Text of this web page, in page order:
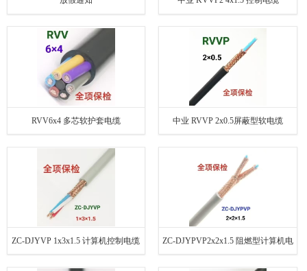
RVV6x4 多芯软护套电缆 中业 RVVP 2x0.5屏蔽型软电缆
ZC-DJYVP 1x3x1.5 计算机控制电缆 ZC-DJYPVP2x2x1.5 阻燃型计算机电